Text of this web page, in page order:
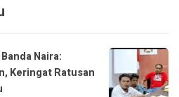
Naira:
Keringat Ratusan